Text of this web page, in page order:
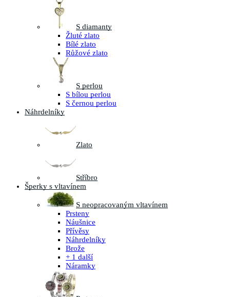
S diamanty
Žluté zlato
Bílé zlato
Růžové zlato
S perlou
S bílou perlou
S černou perlou
Náhrdelníky
Zlato
Stříbro
Šperky s vltavínem
S neopracovaným vltavínem
Prsteny
Náušnice
Přívěsy
Náhrdelníky
Brože
+ 1 další
Náramky